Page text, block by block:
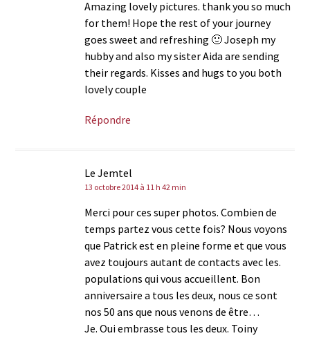
Amazing lovely pictures. thank you so much
for them! Hope the rest of your journey
goes sweet and refreshing 🙂 Joseph my
hubby and also my sister Aida are sending
their regards. Kisses and hugs to you both
lovely couple
Répondre
Le Jemtel
13 octobre 2014 à 11 h 42 min
Merci pour ces super photos. Combien de
temps partez vous cette fois? Nous voyons
que Patrick est en pleine forme et que vous
avez toujours autant de contacts avec les.
populations qui vous accueillent. Bon
anniversaire a tous les deux, nous ce sont
nos 50 ans que nous venons de être…
Je. Oui embrasse tous les deux. Toiny